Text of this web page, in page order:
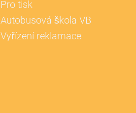
Pro tisk
Autobusová škola VB
Vyřízení reklamace